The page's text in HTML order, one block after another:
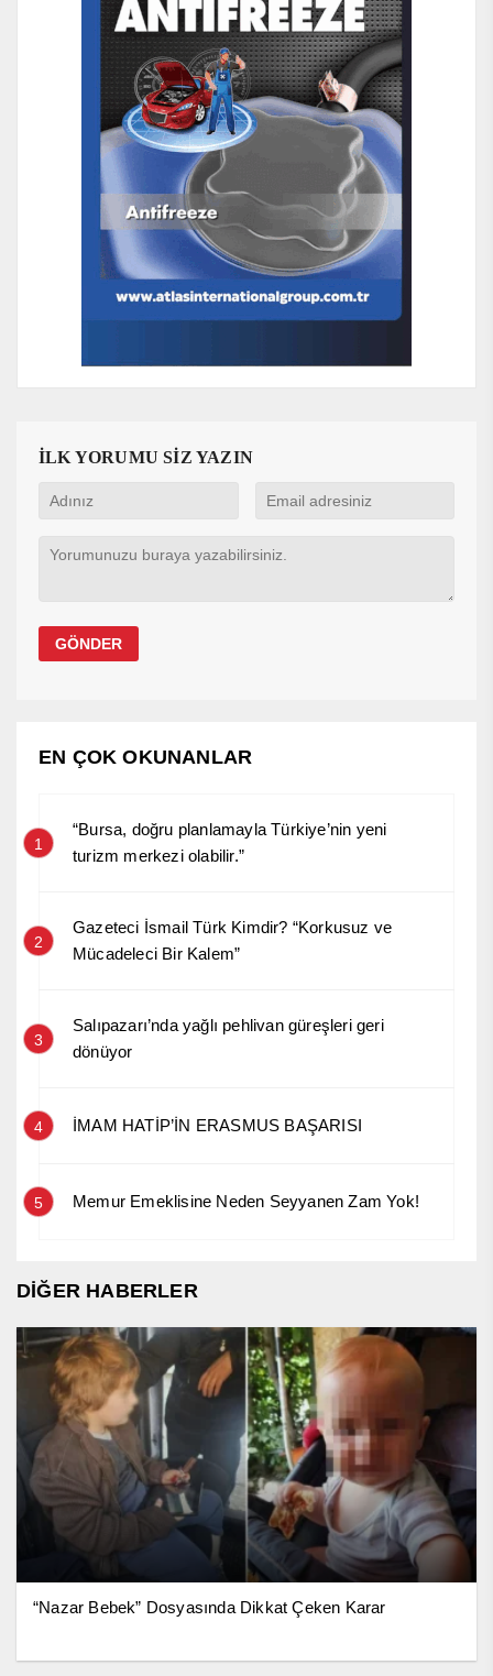
İLK YORUMU SİZ YAZIN
EN ÇOK OKUNANLAR
1
“Bursa, doğru planlamayla Türkiye’nin yeni
turizm merkezi olabilir.”
2
Gazeteci İsmail Türk Kimdir? “Korkusuz ve
Mücadeleci Bir Kalem”
3
Salıpazarı’nda yağlı pehlivan güreşleri geri
dönüyor
4 İMAM HATİP’İN ERASMUS BAŞARISI
5 Memur Emeklisine Neden Seyyanen Zam Yok!
DİĞER HABERLER
“Nazar Bebek” Dosyasında Dikkat Çeken Karar